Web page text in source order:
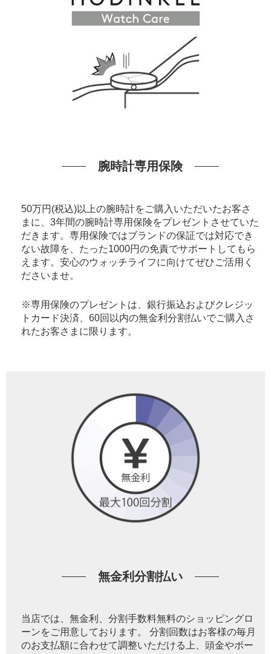
腕時計専用保険
50万円(税込)以上の腕時計をご購入いただいたお客さ
まに、3年間の腕時計専用保険をプレゼントさせていた
だきます。専用保険ではブランドの保証では対応でき
ない故障を、たった1000円の免責でサポートしてもら
えます。安心のウォッチライフに向けてぜひご活用く
ださいませ。
※専用保険のプレゼントは、銀行振込およびクレジッ
トカード決済、60回以内の無金利分割払いでご購入さ
れたお客さまに限ります。
無金利分割払い
当店では、無金利、分割手数料無料のショッピングロ
ーンをご用意しております。 分割回数はお客様の毎月
のお支払額に合わせて調整いただける上、頭金やボー